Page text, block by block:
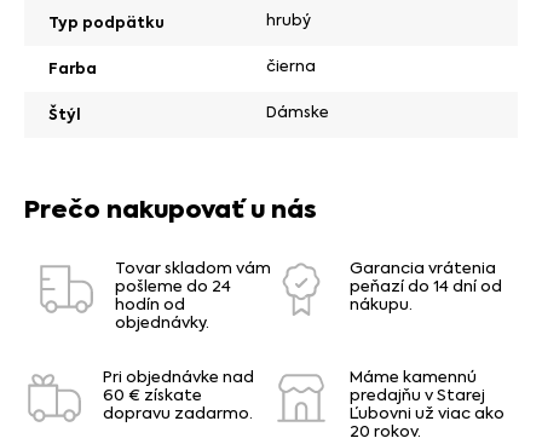
Typ podpätku hrubý
Farba čierna
Štýl Dámske
Prečo nakupovať u nás
Tovar skladom vám
pošleme do 24
hodín od
objednávky.
Garancia vrátenia
peňazí do 14 dní od
nákupu.
Pri objednávke nad
60 € získate
dopravu zadarmo.
Máme kamennú
predajňu v Starej
Ľubovni už viac ako
20 rokov.